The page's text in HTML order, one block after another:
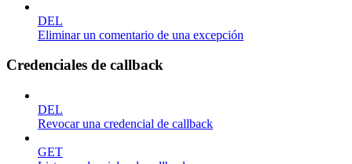
DEL
Eliminar un comentario de una excepción
Credenciales de callback
DEL
Revocar una credencial de callback
GET